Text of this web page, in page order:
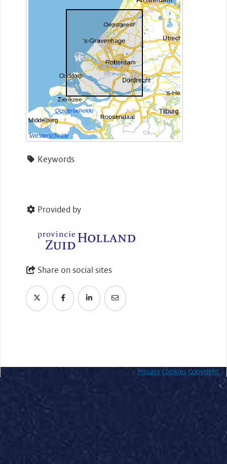
Keywords
Provided by
Share on social sites
Privacy Cookies Copyright